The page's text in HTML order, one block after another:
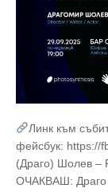
Линк към
фейсбук: https://
(Драго) Шолев –
ОЧАКВАШ: Драго